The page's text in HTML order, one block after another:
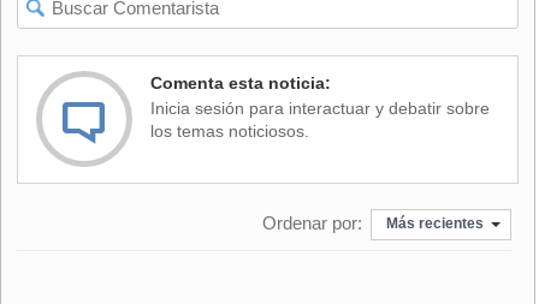
6-2 y 6-3.
Comenta esta noticia:
Inicia sesión para interactuar y debatir sobre
los temas noticiosos.
Ordenar por: Más recientes